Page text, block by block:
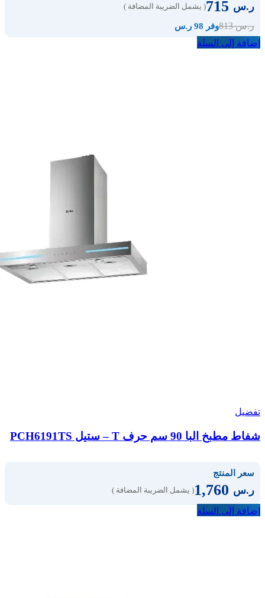
ر.س ( يشمل الضريبة المضافة )
ر.س813 وفر 98 ر.س
إضافة إلى السلة
تفضيل
شفاط مطبخ البا 90 سم حرف T – ستيل PCH6191TS
سعر المنتج
ر.س ( يشمل الضريبة المضافة )
إضافة إلى السلة